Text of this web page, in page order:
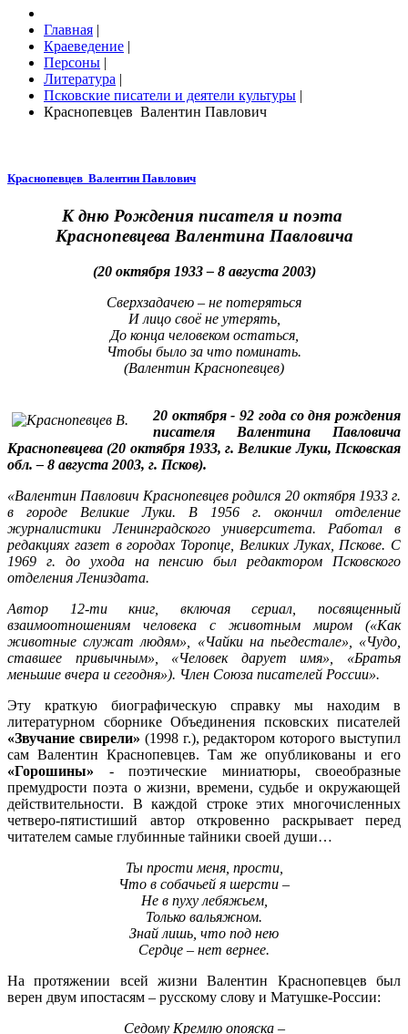
Главная |
Краеведение |
Персоны |
Литература |
Псковские писатели и деятели культуры |
Краснопевцев Валентин Павлович
Краснопевцев Валентин Павлович
К дню Рождения писателя и поэта
Краснопевцева Валентина Павловича
(20 октября 1933 – 8 августа 2003)
Сверхзадачею – не потеряться
И лицо своё не утерять,
До конца человеком остаться,
Чтобы было за что поминать.
(Валентин Краснопевцев)
20 октября - 92 года со дня рождения
писателя Валентина Павловича
Краснопевцева (20 октября 1933, г. Великие Луки, Псковская
обл. – 8 августа 2003, г. Псков).
«Валентин Павлович Краснопевцев родился 20 октября 1933 г.
в городе Великие Луки. В 1956 г. окончил отделение
журналистики Ленинградского университета. Работал в
редакциях газет в городах Торопце, Великих Луках, Пскове. С
1969 г. до ухода на пенсию был редактором Псковского
отделения Лениздата.
Автор 12-ти книг, включая сериал, посвященный
взаимоотношениям человека с животным миром («Как
животные служат людям», «Чайки на пьедестале», «Чудо,
ставшее привычным», «Человек дарует имя», «Братья
меньшие вчера и сегодня»). Член Союза писателей России».
Эту краткую биографическую справку мы находим в
литературном сборнике Объединения псковских писателей
«Звучание свирели» (1998 г.), редактором которого выступил
сам Валентин Краснопевцев. Там же опубликованы и его
«Горошины» - поэтические миниатюры, своеобразные
премудрости поэта о жизни, времени, судьбе и окружающей
действительности. В каждой строке этих многочисленных
четверо-пятистиший автор откровенно раскрывает перед
читателем самые глубинные тайники своей души…
Ты прости меня, прости,
Что в собачьей я шерсти –
Не в пуху лебяжьем,
Только вальяжном.
Знай лишь, что под нею
Сердце – нет вернее.
На протяжении всей жизни Валентин Краснопевцев был
верен двум ипостасям – русскому слову и Матушке-России:
Седому Кремлю опояска –